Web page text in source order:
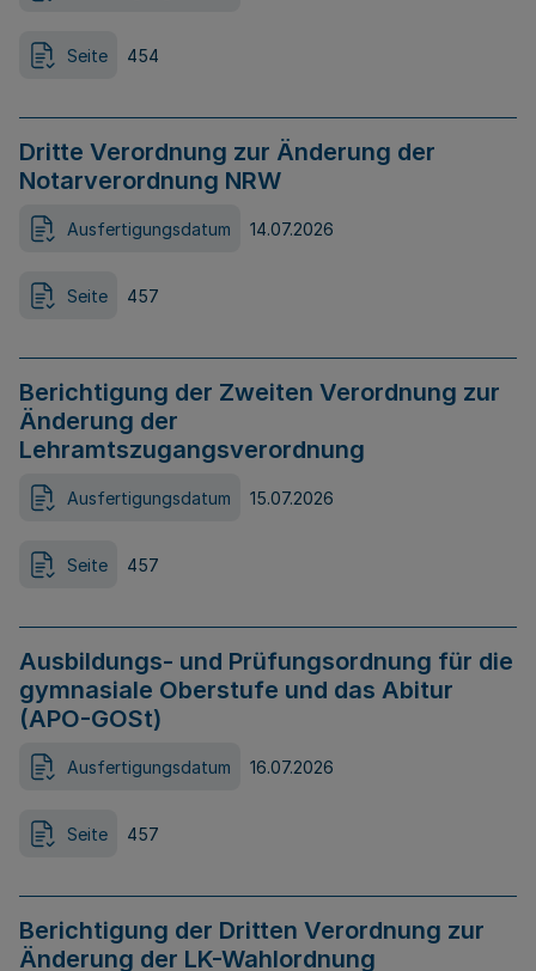
Seite 454
Dritte Verordnung zur Änderung der
Notarverordnung NRW
Ausfertigungsdatum 14.07.2026
Seite 457
Berichtigung der Zweiten Verordnung zur
Änderung der
Lehramtszugangsverordnung
Ausfertigungsdatum 15.07.2026
Seite 457
Ausbildungs- und Prüfungsordnung für die
gymnasiale Oberstufe und das Abitur
(APO-GOSt)
Ausfertigungsdatum 16.07.2026
Seite 457
Berichtigung der Dritten Verordnung zur
Änderung der LK-Wahlordnung